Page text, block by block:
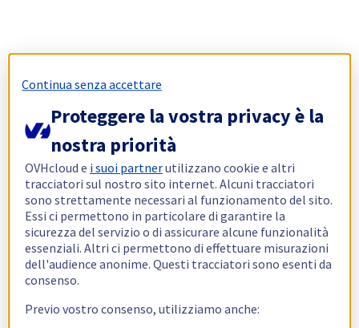
Continua senza accettare
Proteggere la vostra privacy è la
nostra priorità
OVHcloud e i suoi partnerutilizzano cookie e altri
tracciatori sul nostro sito internet. Alcuni tracciatori
sono strettamente necessari al funzionamento del sito.
Essi ci permettono in particolare di garantire la
sicurezza del servizio o di assicurare alcune funzionalità
essenziali. Altri ci permettono di effettuare misurazioni
dell'audience anonime. Questi tracciatori sono esenti da
consenso.
Previo vostro consenso, utilizziamo anche: